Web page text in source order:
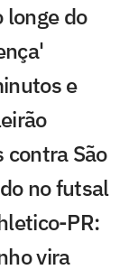
longe do
e
contra São
no futsal
PR:
vira